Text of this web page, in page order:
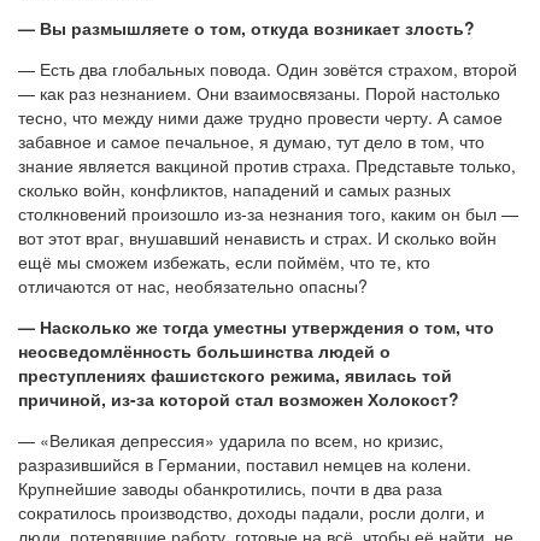
— Вы размышляете о том, откуда возникает злость?
— Есть два глобальных повода. Один зовётся страхом, второй
— как раз незнанием. Они взаимосвязаны. Порой настолько
тесно, что между ними даже трудно провести черту. А самое
забавное и самое печальное, я думаю, тут дело в том, что
знание является вакциной против страха. Представьте только,
сколько войн, конфликтов, нападений и самых разных
столкновений произошло из-за незнания того, каким он был —
вот этот враг, внушавший ненависть и страх. И сколько войн
ещё мы сможем избежать, если поймём, что те, кто
отличаются от нас, необязательно опасны?
— Насколько же тогда уместны утверждения о том, что
неосведомлённость большинства людей о
преступлениях фашистского режима, явилась той
причиной, из-за которой стал возможен Холокост?
— «Великая депрессия» ударила по всем, но кризис,
разразившийся в Германии, поставил немцев на колени.
Крупнейшие заводы обанкротились, почти в два раза
сократилось производство, доходы падали, росли долги, и
люди, потерявшие работу, готовые на всё, чтобы её найти, не